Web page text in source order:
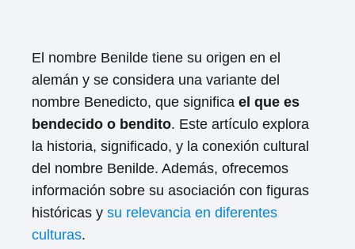
El nombre Benilde tiene su origen en el
alemán y se considera una variante del
nombre Benedicto, que significa el que es
bendecido o bendito. Este artículo explora
la historia, significado, y la conexión cultural
del nombre Benilde. Además, ofrecemos
información sobre su asociación con figuras
históricas y su relevancia en diferentes
culturas.